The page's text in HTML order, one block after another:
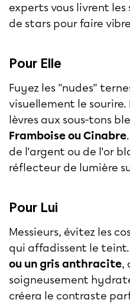
experts vous livrent
de stars pour faire
Pour Elle
Fuyez les "nudes"
visuellement le sourire.
lèvres aux sous-tons
Framboise ou Cinabre
de l'argent ou de l'or
réflecteur de lumière
Pour Lui
Messieurs, évitez les
qui affadissent le teint.
ou un gris anthracite,
soigneusement
créera le contraste